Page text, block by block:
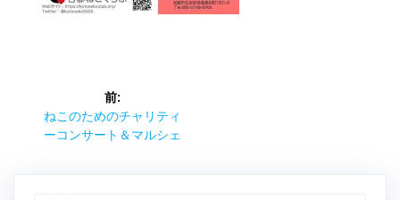
前:
前
の
ねこのためのチャリティ
ーコンサート＆マルシェ